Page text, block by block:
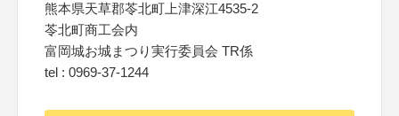
熊本県天草郡苓北町上津深江4535-2
苓北町商工会内
富岡城お城まつり実行委員会 TR係
tel : 0969-37-1244